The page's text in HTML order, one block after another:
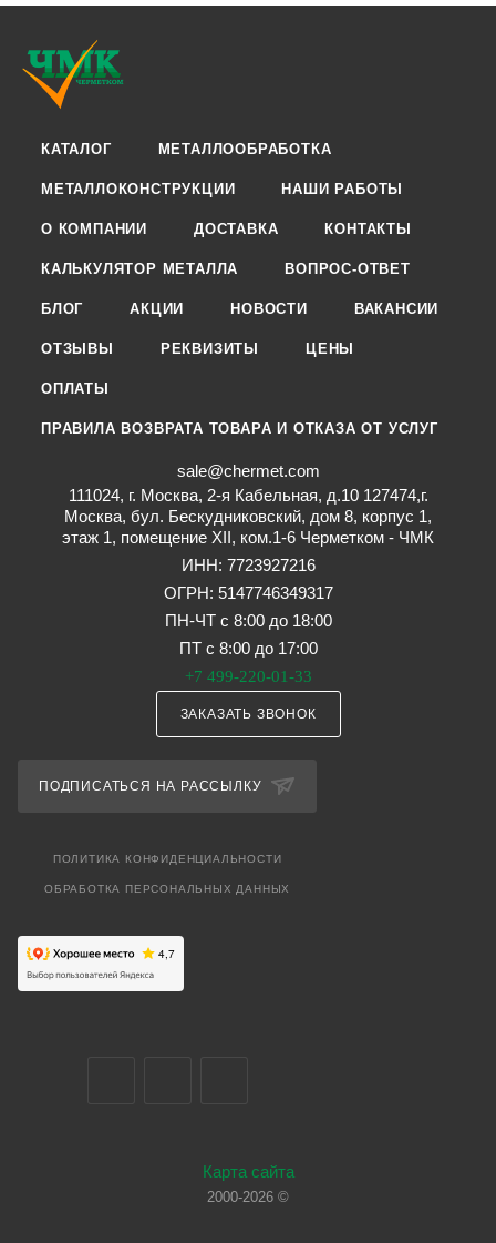
КАТАЛОГ МЕТАЛЛООБРАБОТКА
МЕТАЛЛОКОНСТРУКЦИИ НАШИ РАБОТЫ
О КОМПАНИИ ДОСТАВКА КОНТАКТЫ
КАЛЬКУЛЯТОР МЕТАЛЛА ВОПРОС-ОТВЕТ
БЛОГ АКЦИИ НОВОСТИ ВАКАНСИИ
ОТЗЫВЫ РЕКВИЗИТЫ ЦЕНЫ
ОПЛАТЫ
ПРАВИЛА ВОЗВРАТА ТОВАРА И ОТКАЗА ОТ УСЛУГ
sale@chermet.com
111024, г. Москва, 2-я Кабельная, д.10 127474,г.
Москва, бул. Бескудниковский, дом 8, корпус 1,
этаж 1, помещение XII, ком.1-6 Черметком - ЧМК
ИНН: 7723927216
ОГРН: 5147746349317
ПН-ЧТ с 8:00 до 18:00
ПТ с 8:00 до 17:00
+7 499-220-01-33
ЗАКАЗАТЬ ЗВОНОК
ПОДПИСАТЬСЯ НА РАССЫЛКУ
ПОЛИТИКА КОНФИДЕНЦИАЛЬНОСТИ
ОБРАБОТКА ПЕРСОНАЛЬНЫХ ДАННЫХ
Карта сайта
2000-2026 ©